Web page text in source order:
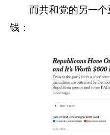
而共和党的另一
钱：